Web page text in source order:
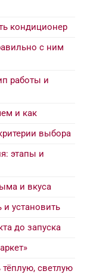
кондиционер
с ним
работы и
и как
выбора
этапы и
и вкуса
установить
до запуска
тёплую, светлую